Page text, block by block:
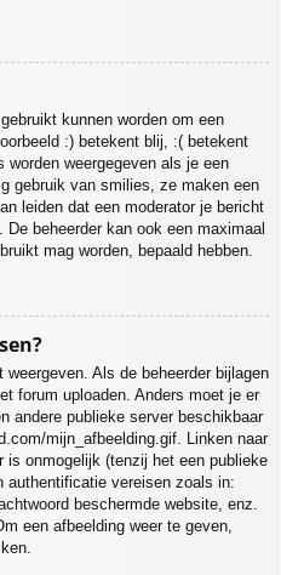
kunnen worden om een
:) betekent blij, :( betekent
weergegeven als je een
gebruik van smilies, ze maken een
leiden dat een moderator je bericht
beheerder kan ook een maximaal
mag worden, bepaald hebben.
Als de beheerder bijlagen
forum uploaden. Anders moet je er
andere publieke server beschikbaar
mijn_afbeelding.gif. Linken naar
is onmogelijk (tenzij het een publieke
authentificatie vereisen zoals in:
beschermde website, enz.
een afbeelding weer te geven,